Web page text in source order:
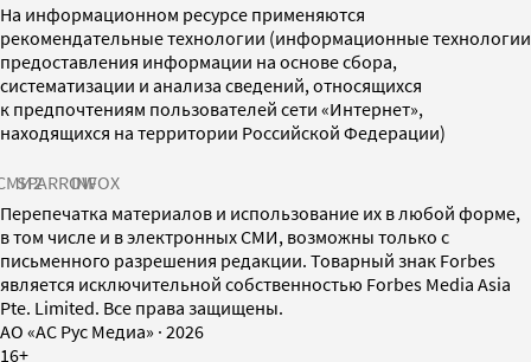
На информационном ресурсе применяются
рекомендательные технологии (информационные технологии
предоставления информации на основе сбора,
систематизации и анализа сведений, относящихся
к предпочтениям пользователей сети «Интернет»,
находящихся на территории Российской Федерации)
SPARROWINFOX
Перепечатка материалов и использование их в любой форме,
в том числе и в электронных СМИ, возможны только с
письменного разрешения редакции. Товарный знак Forbes
является исключительной собственностью Forbes Media Asia
Pte. Limited. Все права защищены.
AO «АС Рус Медиа» · 2026
16+